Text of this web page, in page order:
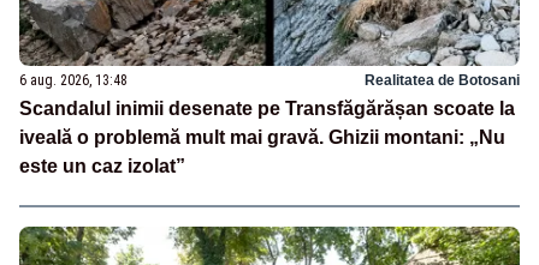
6 aug. 2026, 13:48 Realitatea de Botosani
Scandalul inimii desenate pe Transfăgărășan scoate la
iveală o problemă mult mai gravă. Ghizii montani: „Nu
este un caz izolat”